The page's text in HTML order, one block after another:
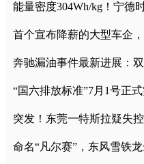
能量密度304Wh/kg！宁德
突发！东莞一特斯拉疑失
命名“凡尔赛”，东风雪铁